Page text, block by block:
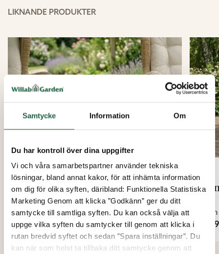
Samtycke Information Om
Du har kontroll över dina uppgifter
Vi och våra samarbetspartner använder tekniska
lösningar, bland annat kakor, för att inhämta information
om dig för olika syften, däribland: Funktionella Statistiska
Marketing Genom att klicka ”Godkänn” ger du ditt
samtycke till samtliga syften. Du kan också välja att
uppge vilka syften du samtycker till genom att klicka i
rutan bredvid syftet och sedan ”Spara inställningar”. Du
kan när som helst ta tillbaka ditt samtycke genom att
Passar både klassiska och moderna utemöbler.
Bordshöjd på 75 cm – bekvämt för matstolar i
Med Chamomile rektangulärt matbord skapar du en
funktionell och stilfull matplats utomhus som håller år
efter år. Ett kvalitetsbord för dig som vill njuta av
sommarens alla måltider i en vacker och hållbar miljö.
LIKNANDE PRODUKTER
Basil sidobord
Från
2 995 kr
Från
6